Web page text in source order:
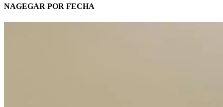
NAGEGAR POR FECHA